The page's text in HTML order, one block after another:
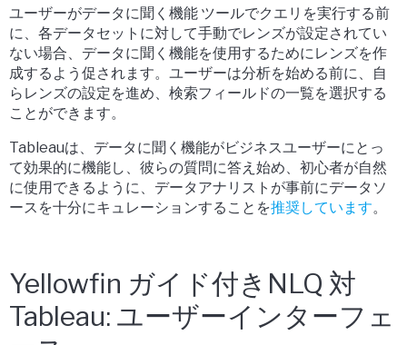
ユーザーがデータに聞く機能 ツールでクエリを実行する前
に、各データセットに対して手動でレンズが設定されてい
ない場合、データに聞く機能を使用するためにレンズを作
成するよう促されます。ユーザーは分析を始める前に、自
らレンズの設定を進め、検索フィールドの一覧を選択する
ことができます。
Tableauは、データに聞く機能がビジネスユーザーにとっ
て効果的に機能し、彼らの質問に答え始め、初心者が自然
に使用できるように、データアナリストが事前にデータソ
ースを十分にキュレーションすることを推奨しています。
Yellowfin ガイド付きNLQ 対
Tableau: ユーザーインターフェ